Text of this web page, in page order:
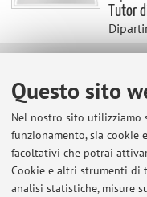
Questo sito
Nel nostro sito utilizziamo
funzionamento, sia cookie
facoltativi che potrai
Cookie e altri strumenti di
analisi statistiche, misure
Tutor
Contenuti utili
Al momento non sono